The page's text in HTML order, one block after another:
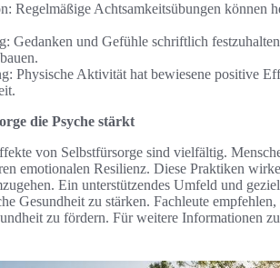
Regelmäßige Achtsamkeitsübungen können
Gedanken und Gefühle schriftlich
Physische Aktivität hat bewiesene positive
die Psyche stärkt
von Selbstfürsorge sind vielfältig.
emotionalen Resilienz. Diese Praktiken
Ein unterstützendes Umfeld und
Gesundheit zu stärken. Fachleute
zu fördern. Für weitere Informationen